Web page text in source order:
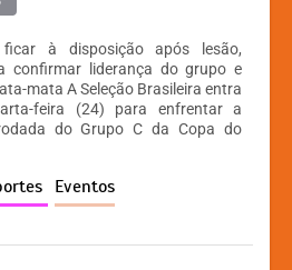
p
y
Li
n
k
à disposição após lesão,
confirmar liderança do grupo e
mata A Seleção Brasileira entra
feira (24) para enfrentar a
do Grupo C da Copa do
Eventos